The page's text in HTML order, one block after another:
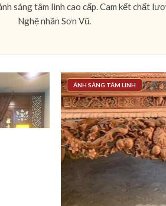
sáng tâm linh cao cấp. Cam kết chất
Nghệ nhân Sơn Vũ.
ÁNH SÁNG TÂM LINH